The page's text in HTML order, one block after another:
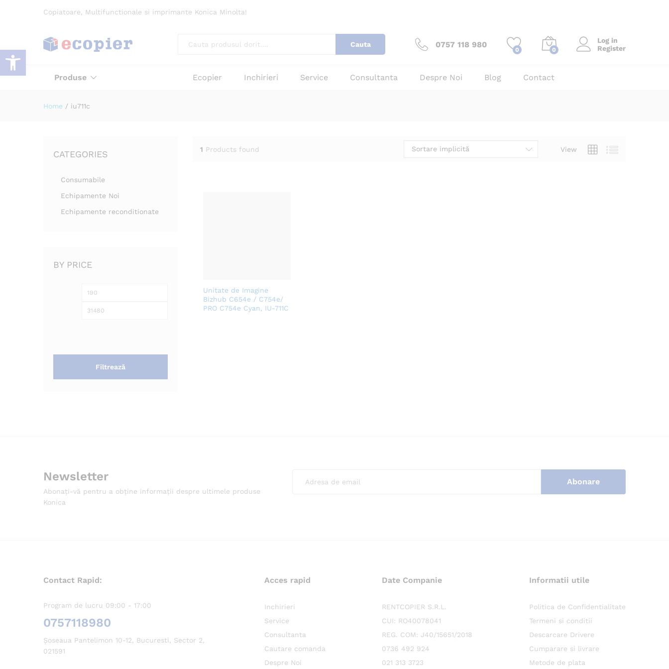
Copiatoare, Multifunctionale si imprimante Konica Minolta!
Cauta 0757 118 980
0 0
Log in
Register
Produse Ecopier Inchirieri Service Consultanta Despre Noi Blog Contact
Home / iu711c
1 Products found View
Sortare implicită
Unitate de Imagine
Bizhub C654e / C754e/
PRO C754e Cyan, IU-711C
CATEGORIES
Consumabile
Echipamente Noi
Echipamente reconditionate
BY PRICE
Preț
Filtrează
Newsletter
Abonați-vă pentru a obține informații despre ultimele produse
Konica
Contact Rapid:
Program de lucru 09:00 - 17:00
0757118980
Șoseaua Pantelimon 10-12, Bucuresti, Sector 2,
021591
Acces rapid
Inchirieri
Service
Consultanta
Cautare comanda
Despre Noi
Date Companie
RENTCOPIER S.R.L.
CUI: RO40078041
REG. COM: J40/15651/2018
0736 492 924
021 313 3723
Informatii utile
Politica de Confidentialitate
Termeni si conditii
Descarcare Drivere
Cumparare si livrare
Metode de plata
Deschide bara de unelte